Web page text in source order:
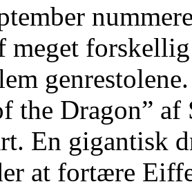
meget
the Dragon”
En gigantisk
at fortære